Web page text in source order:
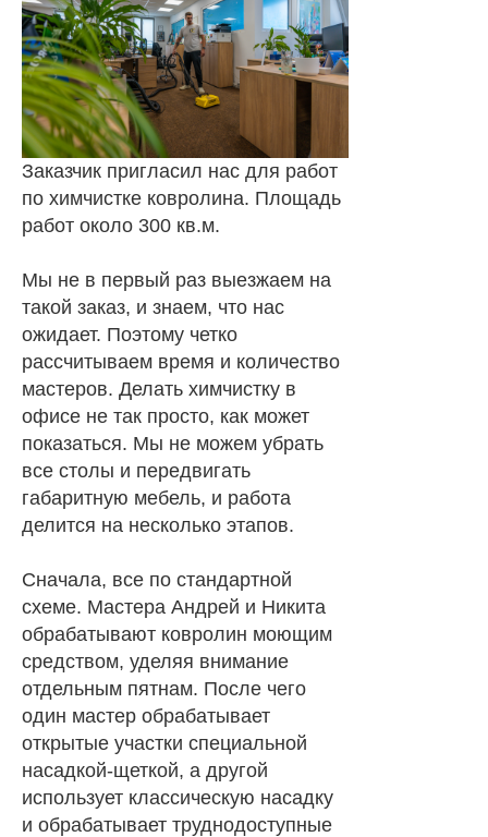
Заказчик пригласил нас для работ
по химчистке ковролина. Площадь
работ около 300 кв.м.
Мы не в первый раз выезжаем на
такой заказ, и знаем, что нас
ожидает. Поэтому четко
рассчитываем время и количество
мастеров. Делать химчистку в
офисе не так просто, как может
показаться. Мы не можем убрать
все столы и передвигать
габаритную мебель, и работа
делится на несколько этапов.
Сначала, все по стандартной
схеме. Мастера Андрей и Никита
обрабатывают ковролин моющим
средством, уделяя внимание
отдельным пятнам. После чего
один мастер обрабатывает
открытые участки специальной
насадкой-щеткой, а другой
использует классическую насадку
и обрабатывает труднодоступные